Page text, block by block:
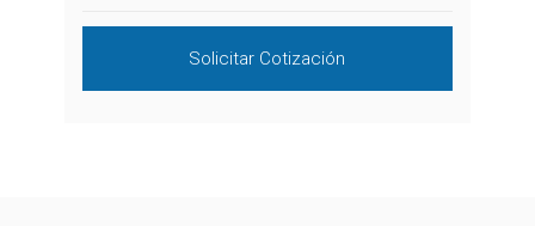
Solicitar Cotización